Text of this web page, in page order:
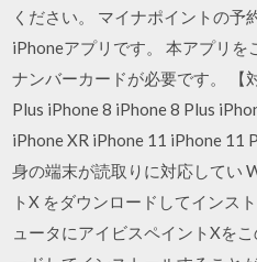
ください。 ‎マイナポイントの予
iPhoneアプリです。 本アプリを
ナンバーカードが必要です。 【
Plus iPhone 8 iPhone 8 Plus
iPhone XR iPhone 11 iPhone 11
身の端末が読取りに対応してい
トX をダウンロードしてインス
ュータにアイビスペイントXを